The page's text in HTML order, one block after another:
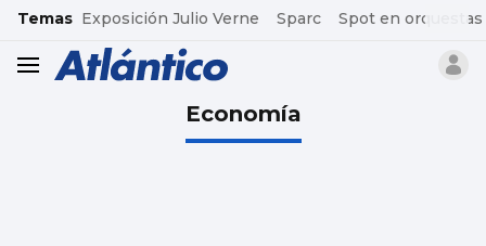
common.go-to-content
Temas Exposición Julio Verne Sparc Spot en orquestas
header.menu.open
Economía